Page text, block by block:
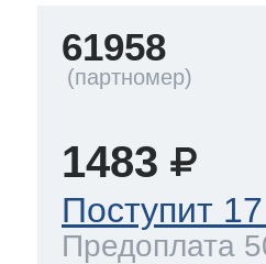
61958
1483
Поступит
Предоплата